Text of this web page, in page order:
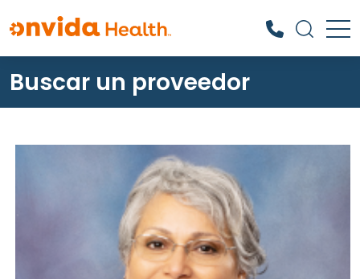
¿Qué podemos ayudarle a
encontrar?
Buscar un proveedor